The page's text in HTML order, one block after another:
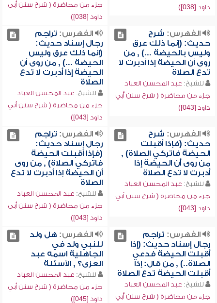
داود [038])
جزء من محاضرة ( شرح سنن أبي
داود [038])
الفهرس: شرح
حديث: (إنما ذلك عرق
وليس بالحيضة ...) , من
روى أن الحيضة إذا أدبرت لا
تدع الصلاة
للشيخ: عبد المحسن العباد
جزء من محاضرة ( شرح سنن أبي
داود [043])
الفهرس: تراجم
رجال إسناد حديث:
(إنما ذلك عرق وليس
الحيضة ...) , من روى أن
الحيضة إذا أدبرت لا تدع
الصلاة
للشيخ: عبد المحسن العباد
جزء من محاضرة ( شرح سنن أبي
داود [043])
الفهرس: شرح
حديث: (فإذا أقبلت
الحيضة فاتركي الصلاة) ,
من روى أن الحيضة إذا
أدبرت لا تدع الصلاة
للشيخ: عبد المحسن العباد
جزء من محاضرة ( شرح سنن أبي
داود [043])
الفهرس: تراجم
رجال إسناد حديث:
(فإذا أقبلت الحيضة
فاتركي الصلاة) , من روى
أن الحيضة إذا أدبرت لا تدع
الصلاة
للشيخ: عبد المحسن العباد
جزء من محاضرة ( شرح سنن أبي
داود [043])
الفهرس: تراجم
رجال إسناد حديث: (إذا
أقبلت الحيضة فدعي
الصلاة..) , من قال: إذا
أقبلت الحيضة تدع الصلاة
للشيخ: عبد المحسن العباد
جزء من محاضرة ( شرح سنن أبي
الفهرس: هل ولد
للنبي ولد في
الجاهلية اسمه عبد
العزى؟ , الأسئلة
للشيخ: عبد المحسن العباد
جزء من محاضرة ( شرح سنن أبي
داود [045])